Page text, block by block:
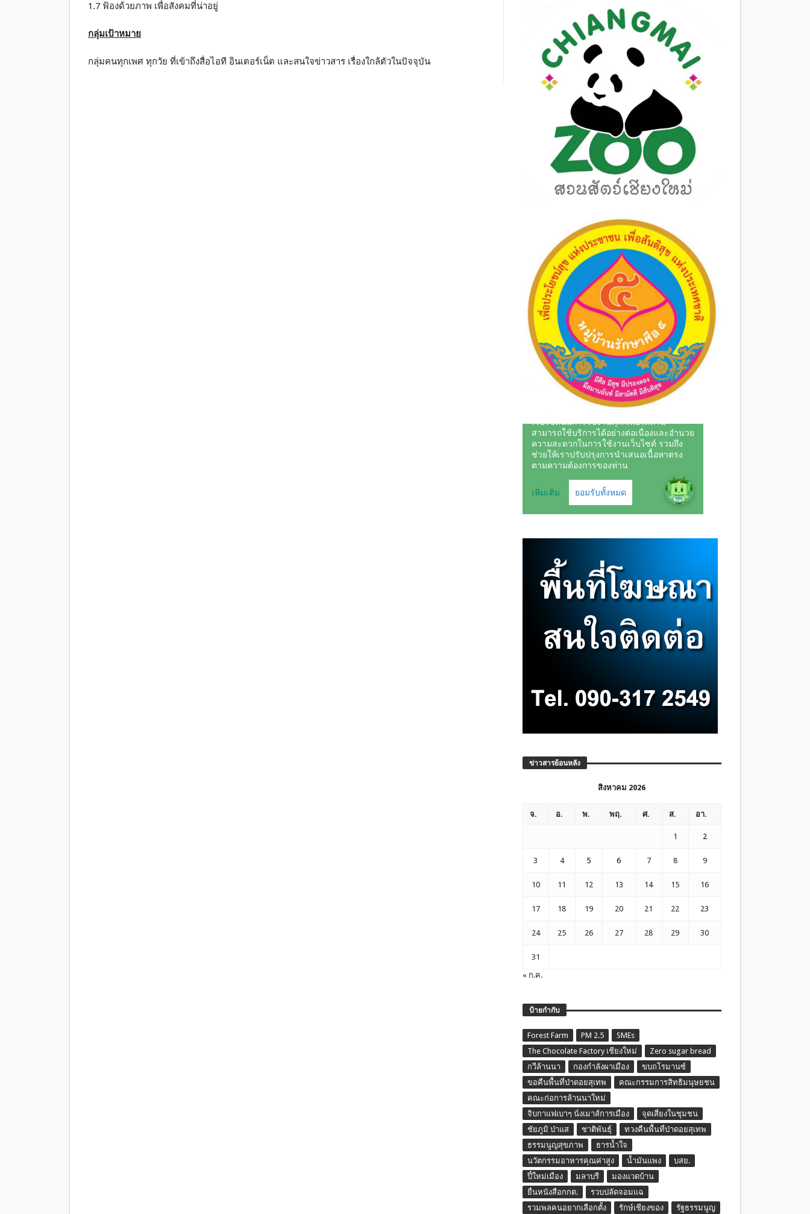
1.7 ฟ้องด้วยภาพ เพื่อสังคมที่น่าอยู่
กลุ่มเป้าหมาย
กลุ่มคนทุกเพศ ทุกวัย ที่เข้าถึงสื่อไอที อินเตอร์เน็ต และสนใจข่าวสาร เรื่องใกล้ตัวในปัจจุบัน
ข่าวสารย้อนหลัง
สิงหาคม 2026
จ. อ. พ. พฤ. ศ. ส. อา.
1 2
3 4 5 6 7 8 9
10 11 12 13 14 15 16
17 18 19 20 21 22 23
24 25 26 27 28 29 30
31
« ก.ค.
ป้ายกำกับ
Forest Farm PM 2.5
SMEs
The Chocolate Factory เชียงใหม่
Zero sugar bread
กวีล้านนา
กองกำลังผาเมือง
ขบถโรมานซ์
ขอคืนพื้นที่ป่าดอยสุเทพ
คณะกรรมการสิทธิมนุษยชน
คณะก่อการล้านนาใหม่
จิบกาแฟเบาๆ นั่งเมาส์การเมือง
จุดเสี่ยงในชุมชน
ชัยภูมิ ป่าแส
ชาติพันธุ์
ทวงคืนพื้นที่ป่าดอยสุเทพ
ธรรมนูญสุขภาพ
ธารน้ำใจ
นวัตกรรมอาหารคุณค่าสูง
น้ำมันแพง
บสย.
ปี๋ใหม่เมือง
มลาบรี
มองแวดบ้าน
ยื่นหนังสือกกต.
รวบปลัดจอมแฉ
รวมพลคนอยากเลือกตั้ง
รักษ์เชียงของ รัฐธรรมนูญ